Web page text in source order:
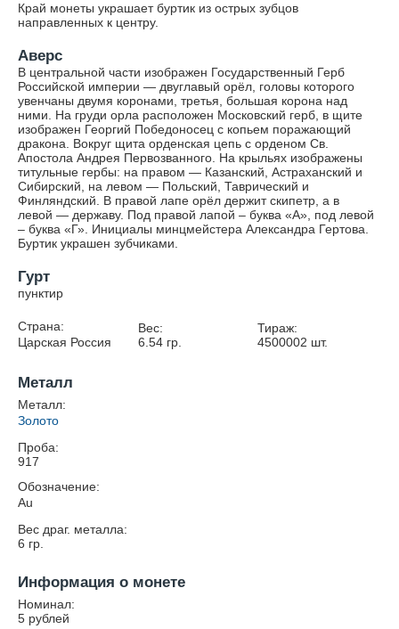
Край монеты украшает буртик из острых зубцов
направленных к центру.
Аверс
В центральной части изображен Государственный Герб
Российской империи — двуглавый орёл, головы которого
увенчаны двумя коронами, третья, большая корона над
ними. На груди орла расположен Московский герб, в щите
изображен Георгий Победоносец с копьем поражающий
дракона. Вокруг щита орденская цепь с орденом Св.
Апостола Андрея Первозванного. На крыльях изображены
титульные гербы: на правом — Казанский, Астраханский и
Сибирский, на левом — Польский, Таврический и
Финляндский. В правой лапе орёл держит скипетр, а в
левой — державу. Под правой лапой – буква «А», под левой
– буква «Г». Инициалы минцмейстера Александра Гертова.
Буртик украшен зубчиками.
Гурт
пунктир
Страна:
Царская Россия
Вес:
6.54гр.
Тираж:
4500002 шт.
Металл
Металл:
Золото
Проба:
917
Обозначение:
Au
Вес драг. металла:
6 гр.
Информация о монете
Номинал:
5 рублей